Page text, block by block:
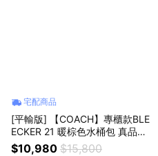
宅配商品
[平輸版] 【COACH】專櫃款BLE
ECKER 21 暖棕色水桶包 真品平
輸
$10,980 $15,800